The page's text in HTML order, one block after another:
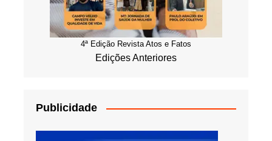
4ª Edição Revista Atos e Fatos
Edições Anteriores
Publicidade